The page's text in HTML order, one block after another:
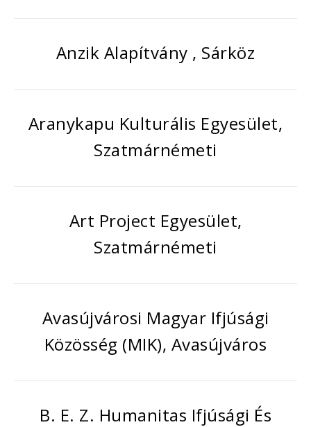
Anzik Alapítvány , Sárköz
Aranykapu Kulturális Egyesület,
Szatmárnémeti
Art Project Egyesület,
Szatmárnémeti
Avasújvárosi Magyar Ifjúsági
Közösség (MIK), Avasújváros
B. E. Z. Humanitas Ifjúsági És